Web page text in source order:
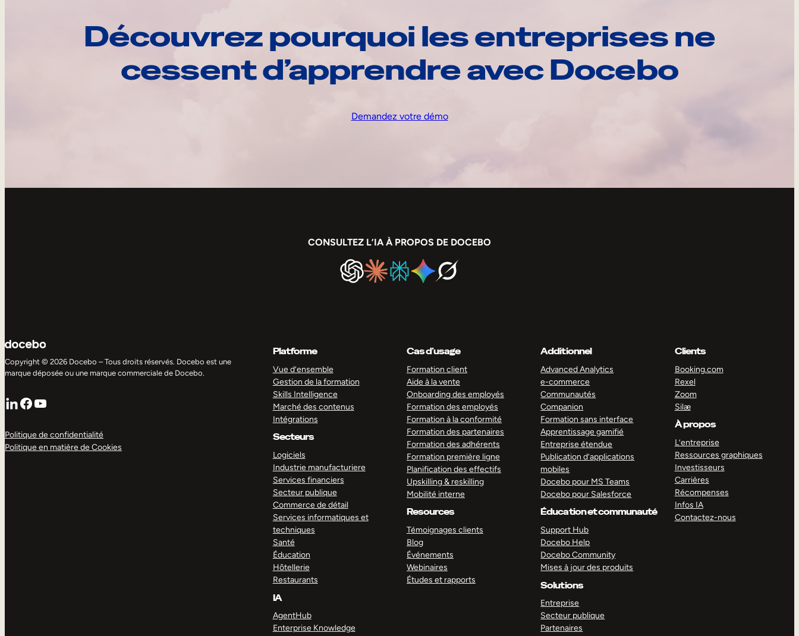
Découvrez pourquoi les entreprises ne
cessent d’apprendre avec Docebo
Demandez votre démo
CONSULTEZ L’IA À PROPOS DE DOCEBO
Copyright © 2026 Docebo – Tous droits réservés. Docebo est une
marque déposée ou une marque commerciale de Docebo.
LinkedIn
Facebook
YouTube
Politique de confidentialité
Politique en matière de Cookies
Platforme
Vue d’ensemble
Gestion de la formation
Skills Intelligence
Marché des contenus
Intégrations
Secteurs
Logiciels
Industrie manufacturiere
Services financiers
Secteur publique
Commerce de détail
Services informatiques et
techniques
Santé
Éducation
Hôtellerie
Restaurants
IA
AgentHub
Enterprise Knowledge
Cas d’usage
Formation client
Aide à la vente
Onboarding des employés
Formation des employés
Formation à la conformité
Formation des partenaires
Formation des adhérents
Formation première ligne
Planification des effectifs
Upskilling & reskilling
Mobilité interne
Resources
Témoignages clients
Blog
Événements
Webinaires
Études et rapports
Additionnel
Advanced Analytics
e-commerce
Communautés
Companion
Formation sans interface
Apprentissage gamifié
Entreprise étendue
Publication d’applications
mobiles
Docebo pour MS Teams
Docebo pour Salesforce
Éducation et communauté
Support Hub
Docebo Help
Docebo Community
Mises à jour des produits
Solutions
Entreprise
Secteur publique
Partenaires
Clients
Booking.com
Rexel
Zoom
Silæ
À propos
L’entreprise
Ressources graphiques
Investisseurs
Carrières
Récompenses
Infos IA
Contactez-nous